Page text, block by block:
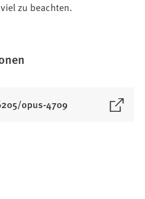
zu beachten.
opus-4709